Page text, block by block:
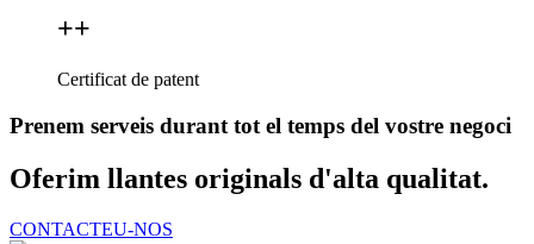
++
Certificat de patent
Prenem serveis durant tot el temps del vostre negoci
Oferim llantes originals d'alta qualitat.
CONTACTEU-NOS